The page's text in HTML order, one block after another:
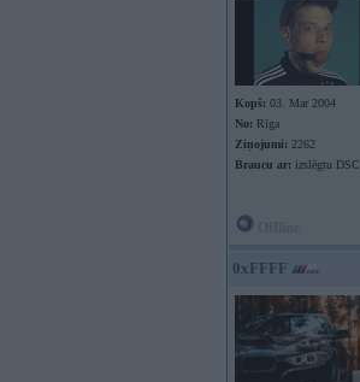
Kopš: 03. Mar 2004
No: Rīga
Ziņojumi: 2262
Braucu ar: izslēgtu DSC
0xFFFF